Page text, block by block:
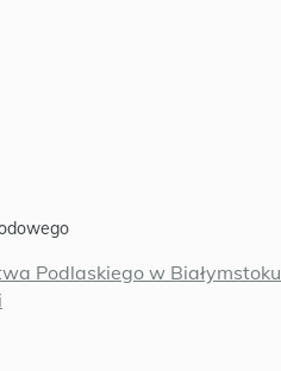
Podlaskiego w Białymstoku